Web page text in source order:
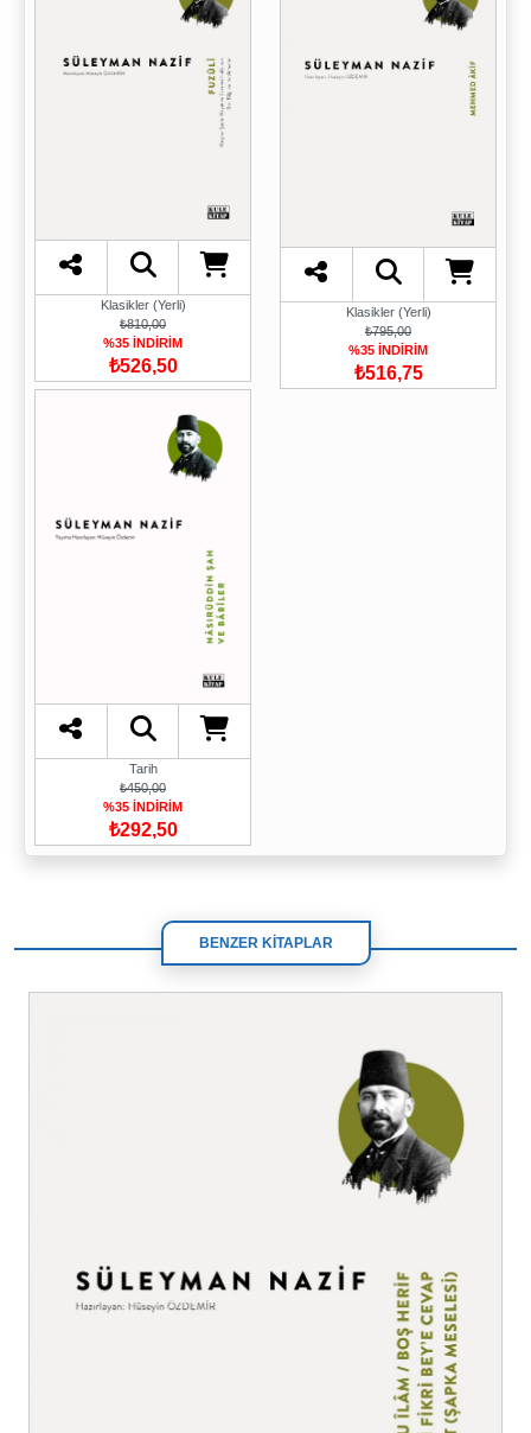
Klasikler (Yerli)
₺810,00
%35 İNDİRİM
₺526,50
Klasikler (Yerli)
₺795,00
%35 İNDİRİM
₺516,75
Tarih
₺450,00
%35 İNDİRİM
₺292,50
BENZER KİTAPLAR